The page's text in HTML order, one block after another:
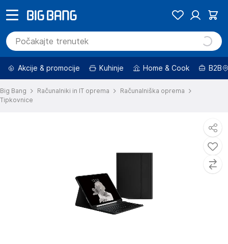
Akcije & promocije Kuhinje Home & Cook B2B
Big Bang Računalniki in IT oprema
Računalniška oprema
Tipkovnice